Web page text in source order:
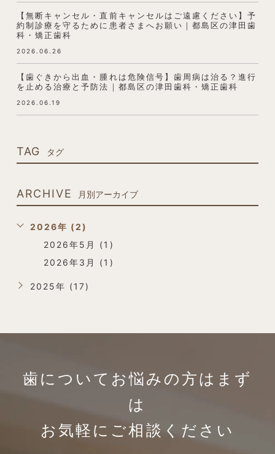
【無断キャンセル・直前キャンセルはご遠慮ください】予
約制診療を守るために患者さまへお願い｜都島区の津田歯
科・矯正歯科
2026.06.26
【歯ぐきから出血・腫れは危険信号】歯周病は治る？進行
を止める治療と予防法｜都島区の津田歯科・矯正歯科
2026.06.19
TAG タグ
ARCHIVE 月別アーカイブ
2026年 (2)
2026年5月 (1)
2026年3月 (1)
2025年 (17)
歯についてお悩みの方は まず
は
お気軽にご相談ください